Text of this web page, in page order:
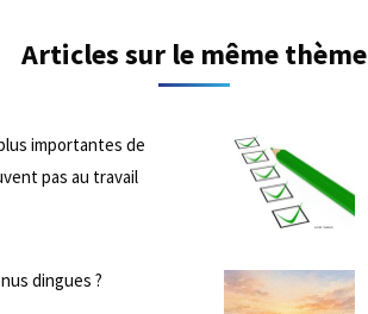
Articles sur le même thème
importantes de
pas au travail
dingues ?